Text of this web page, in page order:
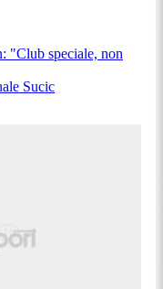
"Club speciale, non
Sucic